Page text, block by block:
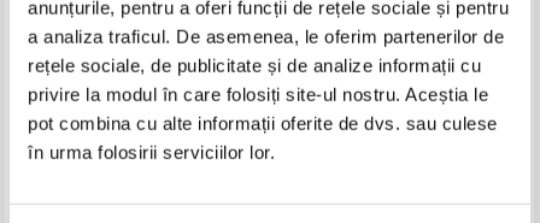
anunțurile, pentru a oferi funcții de rețele sociale și pentru
a analiza traficul. De asemenea, le oferim partenerilor de
rețele sociale, de publicitate și de analize informații cu
privire la modul în care folosiți site-ul nostru. Aceștia le
pot combina cu alte informații oferite de dvs. sau culese
în urma folosirii serviciilor lor.
Produse din aceeasi categorie
-35% -20%